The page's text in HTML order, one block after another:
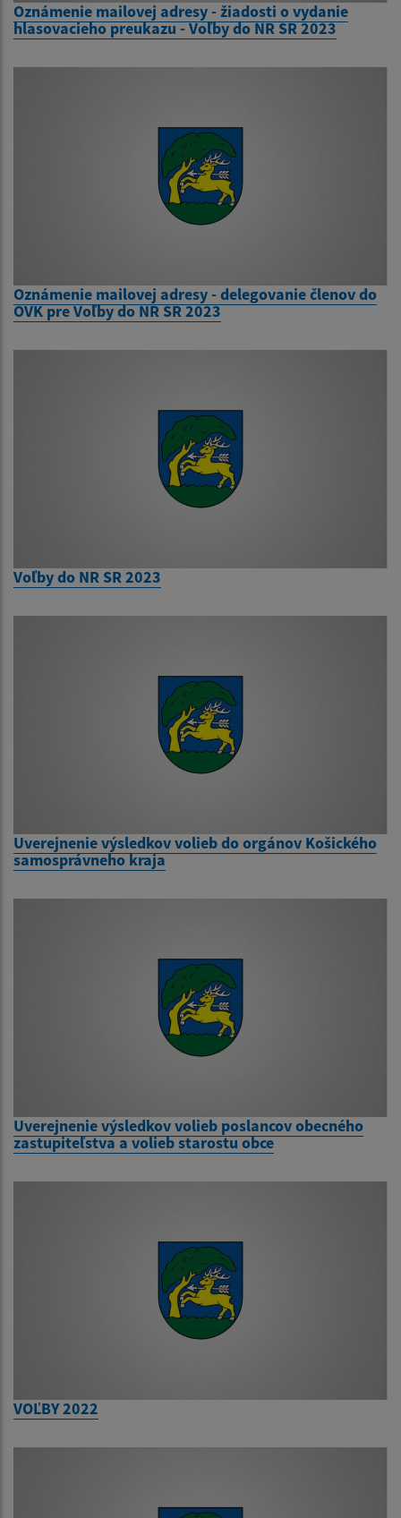
Oznámenie mailovej adresy - žiadosti o vydanie
hlasovacieho preukazu - Voľby do NR SR 2023
Oznámenie mailovej adresy - delegovanie členov do
OVK pre Voľby do NR SR 2023
Voľby do NR SR 2023
Uverejnenie výsledkov volieb do orgánov Košického
samosprávneho kraja
Uverejnenie výsledkov volieb poslancov obecného
zastupiteľstva a volieb starostu obce
VOĽBY 2022